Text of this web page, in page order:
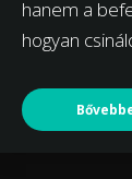
hanem a
hogyan